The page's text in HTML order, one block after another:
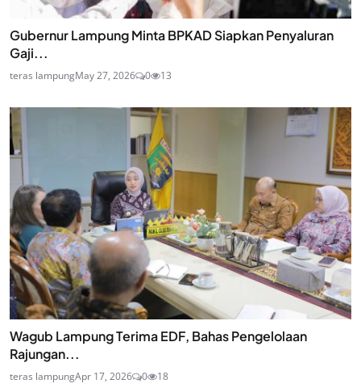
Gubernur Lampung Minta BPKAD Siapkan Penyaluran
Gaji...
teras lampungMay 27, 2026 0 13
Wagub Lampung Terima EDF, Bahas Pengelolaan
Rajungan...
teras lampungApr 17, 2026 0 18